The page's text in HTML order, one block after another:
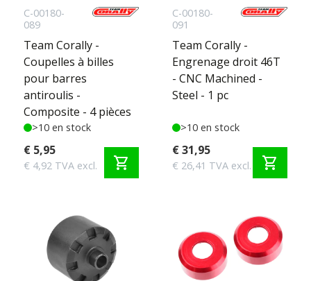
C-00180-
089
Team Corally -
Coupelles à billes
pour barres
antiroulis -
Composite - 4 pièces
>10 en stock
€ 5,95
€ 4,92 TVA excl. shopping_cart
C-00180-
091
Team Corally -
Engrenage droit 46T
- CNC Machined -
Steel - 1 pc
>10 en stock
€ 31,95
€ 26,41 TVA excl. shopping_cart